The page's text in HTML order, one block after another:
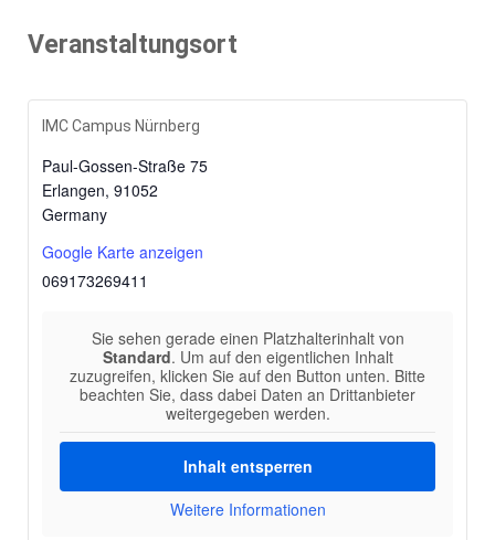
Veranstaltungsort
IMC Campus Nürnberg
Paul-Gossen-Straße 75
Erlangen, 91052
Germany
Google Karte anzeigen
069173269411
Sie sehen gerade einen Platzhalterinhalt von
Standard. Um auf den eigentlichen Inhalt
zuzugreifen, klicken Sie auf den Button unten. Bitte
beachten Sie, dass dabei Daten an Drittanbieter
weitergegeben werden.
Inhalt entsperren
Weitere Informationen